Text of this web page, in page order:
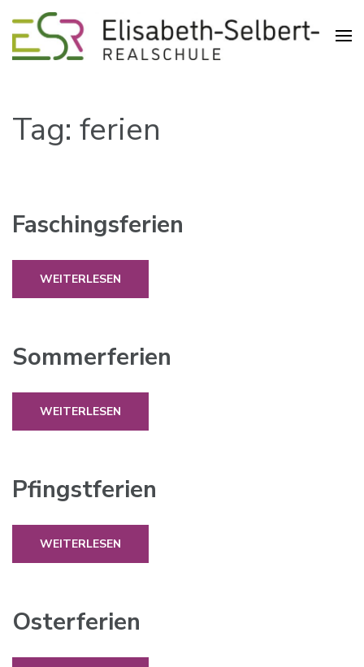
Tag: ferien
Faschingsferien
WEITERLESEN
Sommerferien
WEITERLESEN
Pfingstferien
WEITERLESEN
Osterferien